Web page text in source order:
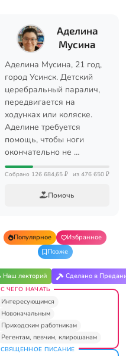
Аделина
Мусина
Аделина Мусина, 21 год,
город Усинск. Детский
церебральный паралич,
передвигается на
ходунках или коляске.
Аделине требуется
помощь, чтобы ноги
окончательно не …
Собрано 126 684,65 ₽ из 476 650 ₽
Помочь
Популярное
Избранное
Позже
Наш лекторий Сделано в
С ЧЕГО НАЧАТЬ
Интересующимся
Новоначальным
Приходским работникам
Регентам, певчим, клирошанам
СВЯЩЕННОЕ ПИСАНИЕ